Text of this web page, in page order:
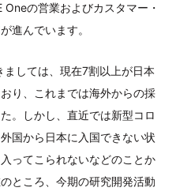
の営業およびカスタマー・
進んでいます。
しては、現在7割以上が日本
り、これまでは海外からの採
。しかし、直近では新型コロ
国から日本に入国できない状
ってこられないなどのことか
ところ、今期の研究開発活動